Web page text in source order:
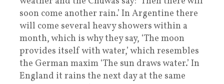
soon come another rain.’ In Argentine there
will come several heavy showers within a
month, which is why they say, ‘The moon
provides itself with water,’ which resembles
the German maxim ‘The sun draws water.’ In
England it rains the next day at the same